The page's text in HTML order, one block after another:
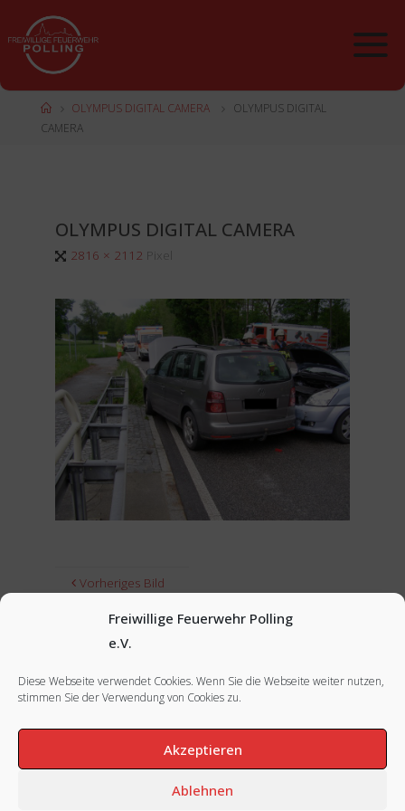
Freiwillige Feuerwehr Polling
e.V.
Diese Webseite verwendet Cookies. Wenn Sie die Webseite weiter nutzen,
stimmen Sie der Verwendung von Cookies zu.
Akzeptieren
Ablehnen
Inhalt
springen
StartOLYMPUS DIGITAL CAMERA
OLYMPUS DIGITAL
CAMERA
OLYMPUS DIGITAL CAMERA
Originalgröße
2816 × 2112 Pixel
Vorheriges Bild
Nächstes Bild